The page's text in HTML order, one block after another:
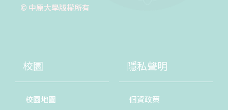
© 中原大學版權所有
校園
校園地圖
隱私聲明
個資政策